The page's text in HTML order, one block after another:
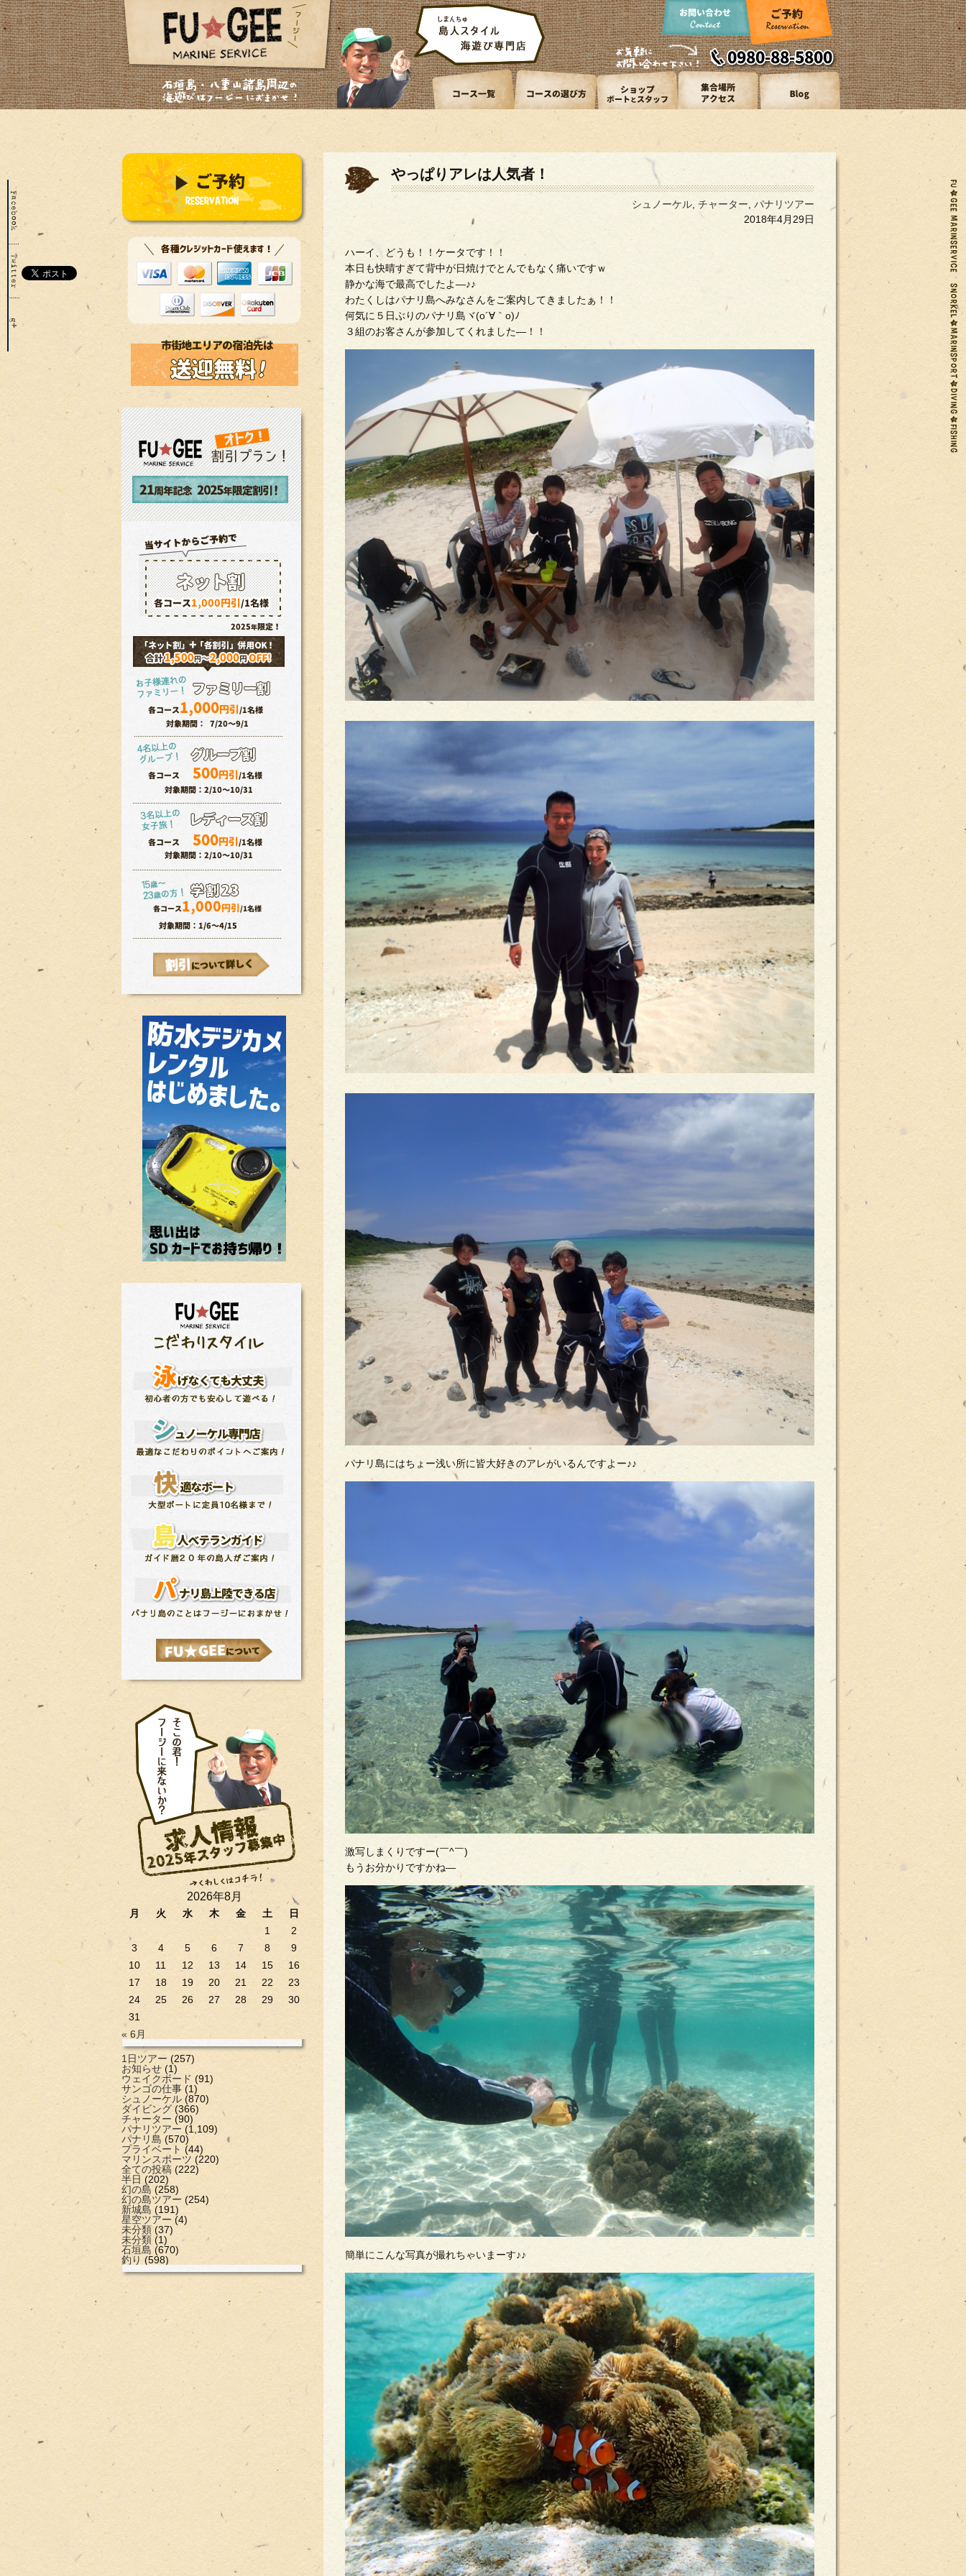
2026年8月
月 火 水 木 金 土
日
1
2
3
4 5 6 7 8
9
10
11 12 13 14 15
16
17
18 19 20 21 22
23
24
25 26 27 28 29
30
31
« 6月
1日ツアー (257)
お知らせ (1)
ウェイクボード (91)
サンゴの仕事 (1)
シュノーケル (870)
ダイビング (366)
チャーター (90)
パナリツアー (1,109)
パナリ島 (570)
プライベート (44)
マリンスポーツ (220)
全ての投稿 (222)
半日 (202)
幻の島 (258)
幻の島ツアー (254)
新城島 (191)
星空ツアー (4)
未分類 (37)
未分類 (1)
石垣島 (670)
釣り (598)
やっぱりアレは人気者！
シュノーケル チャーター パナリツアー
2018年4月29日
ハーイ、どうも！！ケータです！！
本日も快晴すぎて背中が日焼けでとんでもなく痛いですｗ
静かな海で最高でしたよ―♪♪
わたくしはパナリ島へみなさんをご案内してきましたぁ！！
何気に５日ぶりのパナリ島ヾ(o´∀｀o)ﾉ
３組のお客さんが参加してくれました―！！
パナリ島にはちょー浅い所に皆大好きのアレがいるんですよー♪♪
激写しまくりですー(￣^￣)ゞ
もうお分かりですかね―
簡単にこんな写真が撮れちゃいまーす♪♪